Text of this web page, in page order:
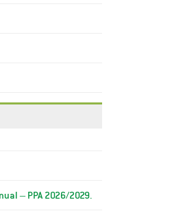
– PPA 2026/2029.